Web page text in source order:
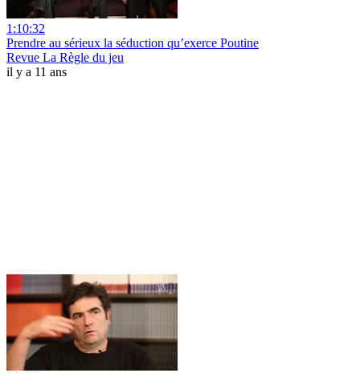
1:10:32
Prendre au sérieux la séduction qu’exerce Poutine
Revue La Règle du jeu
il y a 11 ans